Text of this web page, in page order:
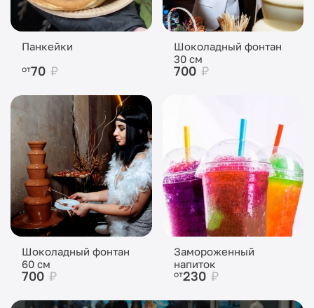
Панкейки
от70 ₽
Шоколадный фонтан
30 см
700 ₽
Шоколадный фонтан
60 см
700 ₽
Замороженный
напиток
от230 ₽